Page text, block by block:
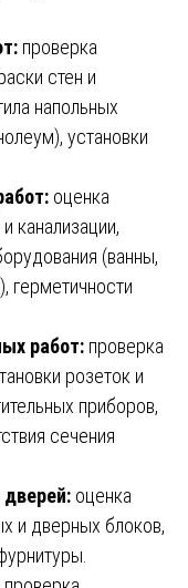
проверка
стен и
напольных
установки
оценка
канализации,
(ванны,
герметичности
работ: проверка
розеток и
приборов,
сечения
дверей: оценка
и дверных блоков,